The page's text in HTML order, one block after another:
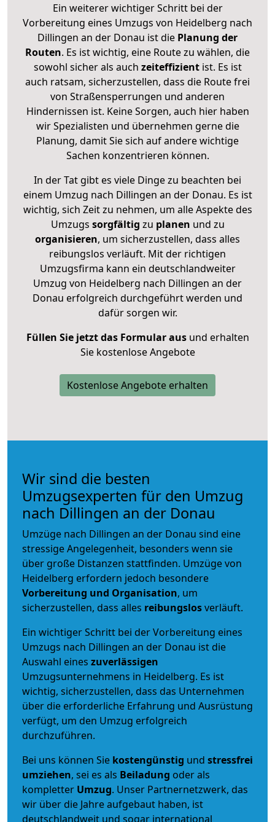
Ein weiterer wichtiger Schritt bei der
Vorbereitung eines Umzugs von Heidelberg nach
Dillingen an der Donau ist die Planung der
Routen. Es ist wichtig, eine Route zu wählen, die
sowohl sicher als auch zeiteffizientist. Es ist
auch ratsam, sicherzustellen, dass die Route frei
von Straßensperrungen und anderen
Hindernissen ist. Keine Sorgen, auch hier haben
wir Spezialisten und übernehmen gerne die
Planung, damit Sie sich auf andere wichtige
Sachen konzentrieren können.
In der Tat gibt es viele Dinge zu beachten bei
einem Umzug nach Dillingen an der Donau. Es ist
wichtig, sich Zeit zu nehmen, um alle Aspekte des
Umzugs sorgfältig zu planen und zu
organisieren, um sicherzustellen, dass alles
reibungslos verläuft. Mit der richtigen
Umzugsfirma kann ein deutschlandweiter
Umzug von Heidelberg nach Dillingen an der
Donau erfolgreich durchgeführt werden und
dafür sorgen wir.
Füllen Sie jetzt das Formular ausund erhalten
Sie kostenlose Angebote
Kostenlose Angebote erhalten
Wir sind die besten
Umzugsexperten für den Umzug
nach Dillingen an der Donau
Umzüge nach Dillingen an der Donau sind eine
stressige Angelegenheit, besonders wenn sie
über große Distanzen stattfinden. Umzüge von
Heidelberg erfordern jedoch besondere
Vorbereitung und Organisation, um
sicherzustellen, dass alles reibungslosverläuft.
Ein wichtiger Schritt bei der Vorbereitung eines
Umzugs nach Dillingen an der Donau ist die
Auswahl eines zuverlässigen
Umzugsunternehmens in Heidelberg. Es ist
wichtig, sicherzustellen, dass das Unternehmen
über die erforderliche Erfahrung und Ausrüstung
verfügt, um den Umzug erfolgreich
durchzuführen.
Bei uns können Sie kostengünstig und stressfrei
umziehen, sei es als Beiladung oder als
kompletter Umzug. Unser Partnernetzwerk, das
wir über die Jahre aufgebaut haben, ist
deutschlandweit und sogar international